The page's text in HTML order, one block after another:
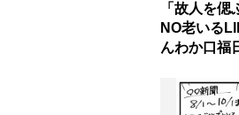
「故人を偲
NO老いる
んわか口福